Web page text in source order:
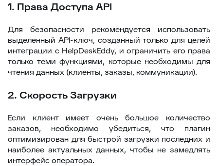
1. Права Доступа API
Для безопасности рекомендуется использовать
выделенный API-ключ, созданный только для целей
интеграции с HelpDeskEddy, и ограничить его права
только теми функциями, которые необходимы для
чтения данных (клиенты, заказы, коммуникации).
2. Скорость Загрузки
Если клиент имеет очень большое количество
заказов, необходимо убедиться, что плагин
оптимизирован для быстрой загрузки последних и
наиболее актуальных данных, чтобы не замедлять
интерфейс оператора.